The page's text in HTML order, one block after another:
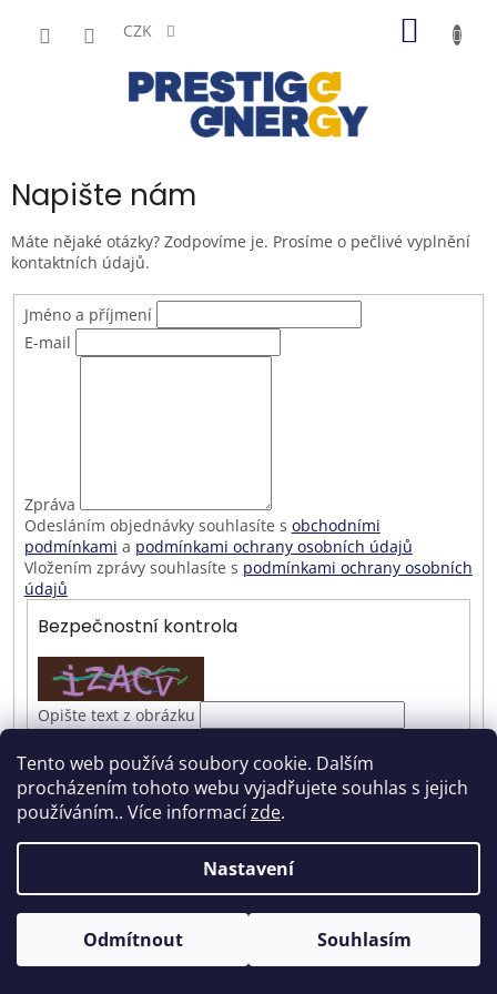
Tento web používá soubory cookie. Dalším
procházením tohoto webu vyjadřujete souhlas s jejich
používáním.. Více informacízde.
Nastavení
Odmítnout Souhlasím
CZK
Napište nám
Máte nějaké otázky? Zodpovíme je. Prosíme o pečlivé vyplnění
kontaktních údajů.
Jméno a příjmení
E-mail
Zpráva
Odesláním objednávky souhlasíte s obchodními
podmínkami a podmínkami ochrany osobních údajů
Vložením zprávy souhlasíte s podmínkami ochrany osobních
údajů
Bezpečnostní kontrola
Opište text z obrázku
Vytvořil Shoptet
Copyright 2026antikshop.eu. Všechna práva vyhrazena.
Upravit nastavení cookies